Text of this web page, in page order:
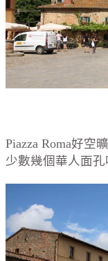
Piazza Roma好空
少數幾個華人面孔